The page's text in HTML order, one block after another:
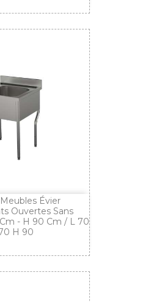
Évier
Ouvertes Sans
- H 90 Cm / L 70
H 90